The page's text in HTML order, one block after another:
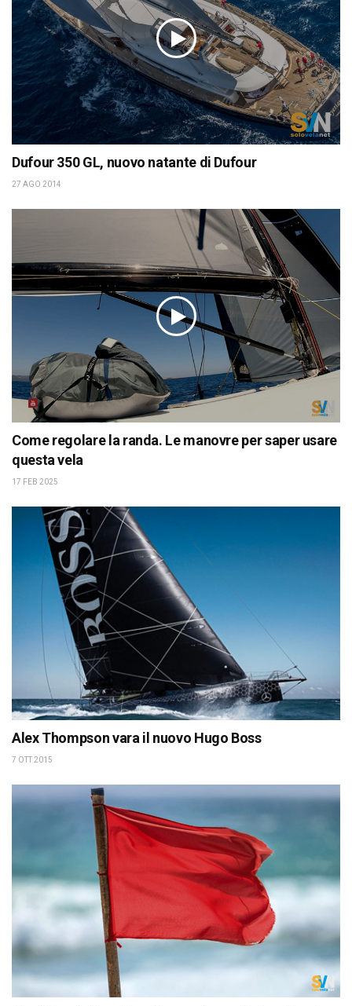
Dufour 350 GL, nuovo natante di Dufour
27 AGO 2014
Come regolare la randa. Le manovre per saper usare
questa vela
17 FEB 2025
Alex Thompson vara il nuovo Hugo Boss
7 OTT 2015